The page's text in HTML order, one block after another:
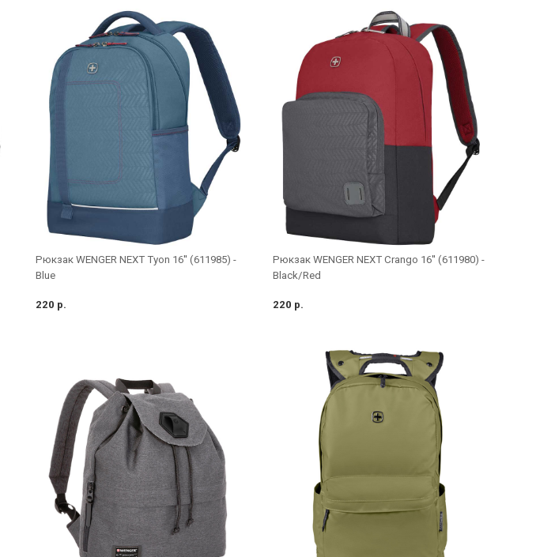
Рюкзак WENGER NEXT Tyon 16'' (611985) -
Blue
220 р.
Рюкзак WENGER NEXT Crango 16'' (611980) -
Black/Red
220 р.